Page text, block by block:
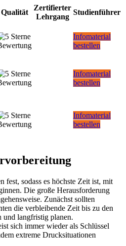
Qualität
Zertifierter
Lehrgang
Studienführer
Infomaterial
bestellen
Infomaterial
bestellen
Infomaterial
bestellen
fest, sodass es höchste Zeit ist, mit
Die große Herausforderung
Zunächst sollten
die verbleibende Zeit bis zu den
und langfristig planen.
sich immer wieder als Schlüssel
extreme Drucksituationen